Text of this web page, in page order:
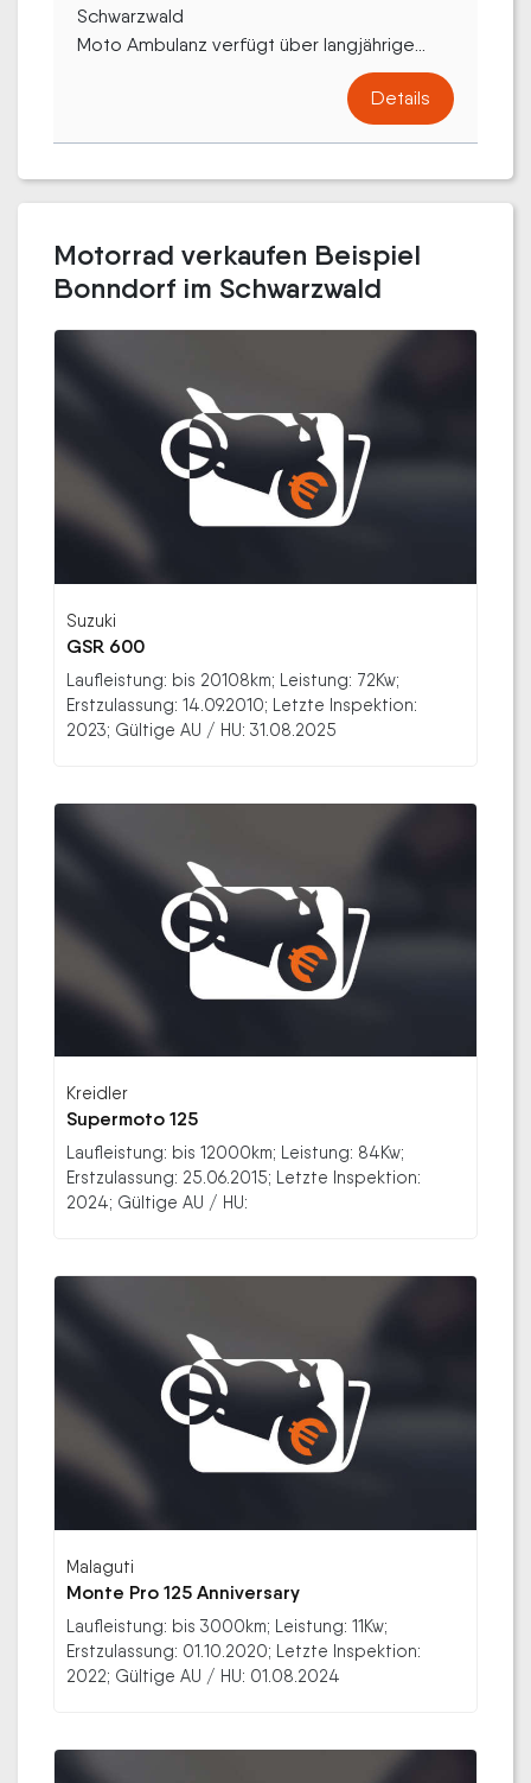
Schwarzwald
Moto Ambulanz verfügt über langjährige...
Details
Motorrad verkaufen Beispiel
Bonndorf im Schwarzwald
Suzuki
GSR 600
Laufleistung: bis 20108km; Leistung: 72Kw;
Erstzulassung: 14.09.2010; Letzte Inspektion:
2023; Gültige AU / HU: 31.08.2025
Kreidler
Supermoto 125
Laufleistung: bis 12000km; Leistung: 84Kw;
Erstzulassung: 25.06.2015; Letzte Inspektion:
2024; Gültige AU / HU:
Malaguti
Monte Pro 125 Anniversary
Laufleistung: bis 3000km; Leistung: 11Kw;
Erstzulassung: 01.10.2020; Letzte Inspektion:
2022; Gültige AU / HU: 01.08.2024